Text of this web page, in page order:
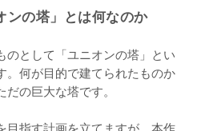
の塔」とは何なのか
のとして「ユニオンの塔」とい
。何が目的で建てられたものか
の巨大な塔です。
目指す計画を立てますが、本作